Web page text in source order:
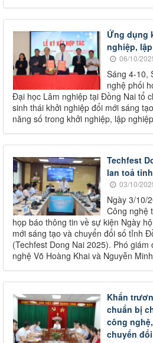
Ứng dụng
nghiệp,
06/10/
Sáng 4-10,
nghệ phối
Đại học Lâm nghiệp tại Đồng Nai tổ
sinh thái khởi nghiệp đổi mới sáng
năng số trong khởi nghiệp, lập
Techfest
lan toả
03/10/
Ngày 3/10/
Công nghệ
họp báo thông tin về sự kiện Ngày
mới sáng tạo và chuyển đổi số tỉnh
(Techfest Dong Nai 2025). Phó giám
nghệ Võ Hoàng Khai và Nguyễn
Khẩn
chuẩn bị
công
chuyển